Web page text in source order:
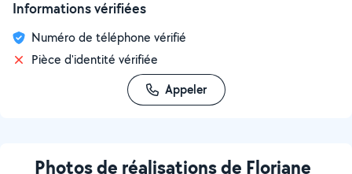
Informations vérifiées
Numéro de téléphone vérifié
Pièce d'identité vérifiée
Appeler
Photos de réalisations de Floriane